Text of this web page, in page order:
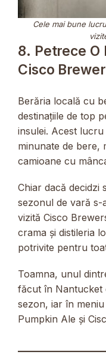
Cele mai bune
8. Petrece O
Cisco
Berăria locală cu
destinațiile de top
insulei. Acest lucru
minunate de bere,
camioane cu
Chiar dacă decidzi
sezonul de vară
vizită Cisco
crama și distileria
potrivite pentru
Toamna, unul
făcut în Nantucket
sezon, iar în
Pumpkin Ale și